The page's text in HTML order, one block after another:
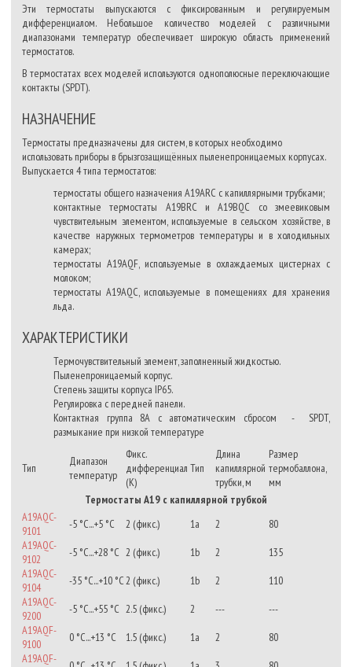
Эти термостаты выпускаются с фиксированным и регулируемым
дифференциалом. Небольшое количество моделей с различными
диапазонами температур обеспечивает широкую область применений
термостатов.
В термостатах всех моделей используются однополюсные переключающие
контакты (SPDT).
НАЗНАЧЕНИЕ
Термостаты предназначены для систем, в которых необходимо
использовать приборы в брызгозащищённых пыленепроницаемых корпусах.
Выпускается 4 типа термостатов:
термостаты общего назначения А19ARC с капиллярными трубками;
контактные термостаты A19BRC и A19BQC со змеевиковым
чувствительным элементом, используемые в сельском хозяйстве, в
качестве наружных термометров температуры и в холодильных
камерах;
термостаты A19AQF, используемые в охлаждаемых цистернах с
молоком;
термостаты A19AQС, используемые в помещениях для хранения
льда.
ХАРАКТЕРИСТИКИ
Термочувствительный элемент, заполненный жидкостью.
Пыленепроницаемый корпус.
Степень защиты корпуса IP65.
Регулировка с передней панели.
Контактная группа 8А с автоматическим сбросом - SPDT,
размыкание при низкой температуре
Тип
Диапазон
температур
Фикс.
дифференциал
(К)
Тип
Длина
капиллярной
трубки, м
Размер
термобаллона,
мм
Термостаты А19 с капиллярной трубкой
A19AQC-
9101
-5 °С...+5 °С 2 (фикс.) 1a 2
80
A19AQC-
9102
-5 °С...+28 °С 2 (фикс.) 1b 2
135
A19AQC-
9104
-35 °С...+10 °С2 (фикс.) 1b 2
110
A19AQC-
9200
-5 °С...+55 °С 2.5 (фикс.) 2 ---
---
A19AQF-
9100
0 °C...+13 °С 1.5 (фикс.) 1a 2
80
A19AQF-